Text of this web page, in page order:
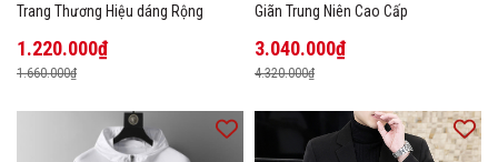
Trang Thương Hiệu dáng Rộng
1.220.000₫
1.660.000₫
Giãn Trung Niên Cao Cấp
3.040.000₫
4.320.000₫